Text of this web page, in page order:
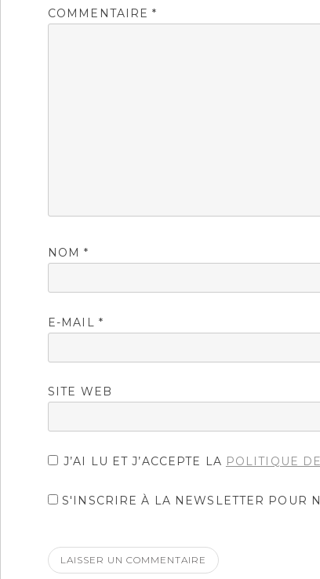
COMMENTAIRE*
NOM*
E-MAIL *
SITE WEB
J’AI LU ET J’ACCEPTE LA POLITIQUE
S'INSCRIRE À LA NEWSLETTER POUR